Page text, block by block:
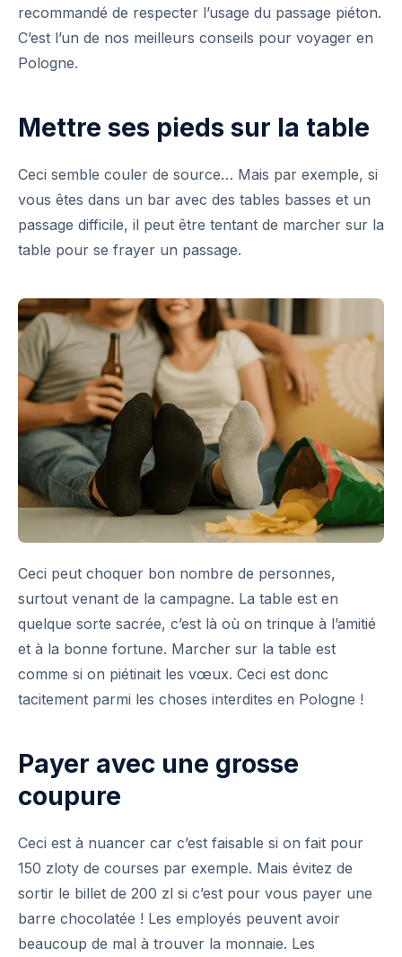
recommandé de respecter l’usage du passage piéton.
C’est l’un de nos meilleurs conseils pour voyager en
Pologne.
Mettre ses pieds sur la table
Ceci semble couler de source… Mais par exemple, si
vous êtes dans un bar avec des tables basses et un
passage difficile, il peut être tentant de marcher sur la
table pour se frayer un passage.
Ceci peut choquer bon nombre de personnes,
surtout venant de la campagne. La table est en
quelque sorte sacrée, c’est là où on trinque à l’amitié
et à la bonne fortune. Marcher sur la table est
comme si on piétinait les vœux. Ceci est donc
tacitement parmi les choses interdites en Pologne !
Payer avec une grosse
coupure
Ceci est à nuancer car c’est faisable si on fait pour
150 zloty de courses par exemple. Mais évitez de
sortir le billet de 200 zl si c’est pour vous payer une
barre chocolatée ! Les employés peuvent avoir
beaucoup de mal à trouver la monnaie. Les